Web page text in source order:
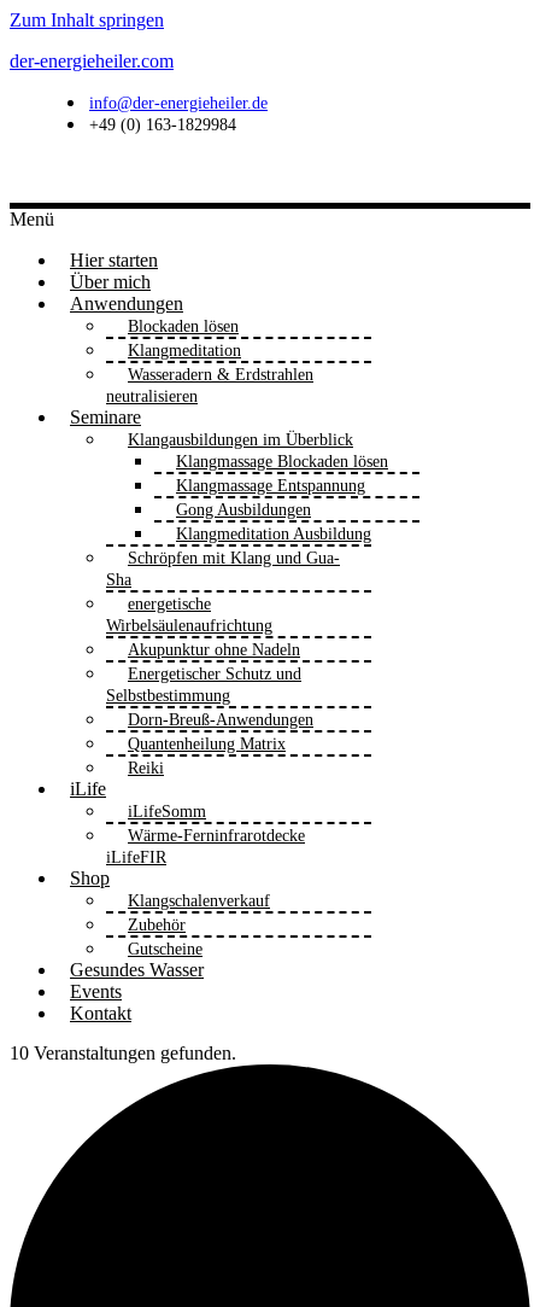
Zum Inhalt springen
der-energieheiler.com
info@der-energieheiler.de
+49 (0) 163-1829984
Menü
Hier starten
Über mich
Anwendungen
Blockaden lösen
Klangmeditation
Wasseradern & Erdstrahlen
neutralisieren
Seminare
Klangausbildungen im Überblick
Klangmassage Blockaden lösen
Klangmassage Entspannung
Gong Ausbildungen
Klangmeditation Ausbildung
Schröpfen mit Klang und Gua-
Sha
energetische
Wirbelsäulenaufrichtung
Akupunktur ohne Nadeln
Energetischer Schutz und
Selbstbestimmung
Dorn-Breuß-Anwendungen
Quantenheilung Matrix
Reiki
iLife
iLifeSomm
Wärme-Ferninfrarotdecke
iLifeFIR
Shop
Klangschalenverkauf
Zubehör
Gutscheine
Gesundes Wasser
Events
Kontakt
10 Veranstaltungen gefunden.